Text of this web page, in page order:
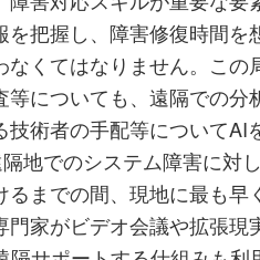
把握し、障害修復時間を
くてはなりません。この
についても、遠隔での分
術者の手配等についてAI
地でのシステム障害に対
までの間、現地に最も早
家がビデオ会議や拡張現